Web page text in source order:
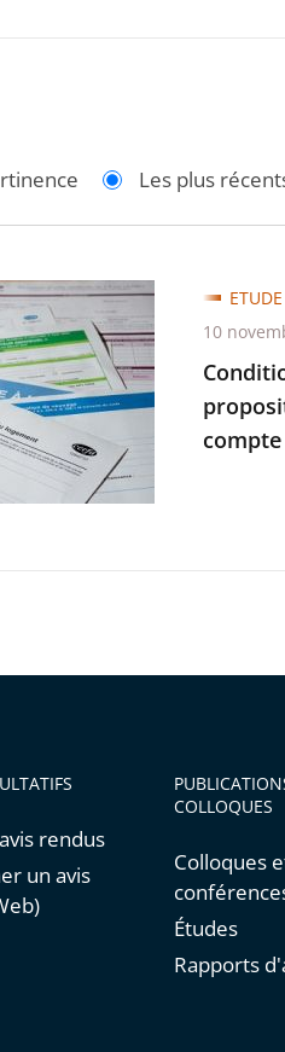
Les plus
compte
ETUDE
10
rendus
un avis
COLLOQUES
Colloques
Études
Rapports